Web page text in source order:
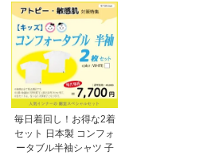
毎日着回し！お得な2着
セット 日本製 コンフォ
ータブル半袖シャツ 子